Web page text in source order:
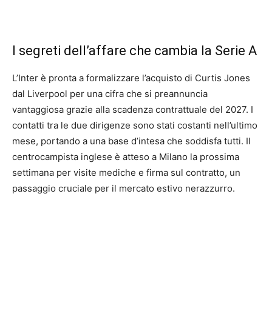
I segreti dell’affare che cambia la Serie A
L’Inter è pronta a formalizzare l’acquisto di Curtis Jones
dal Liverpool per una cifra che si preannuncia
vantaggiosa grazie alla scadenza contrattuale del 2027. I
contatti tra le due dirigenze sono stati costanti nell’ultimo
mese, portando a una base d’intesa che soddisfa tutti. Il
centrocampista inglese è atteso a Milano la prossima
settimana per visite mediche e firma sul contratto, un
passaggio cruciale per il mercato estivo nerazzurro.